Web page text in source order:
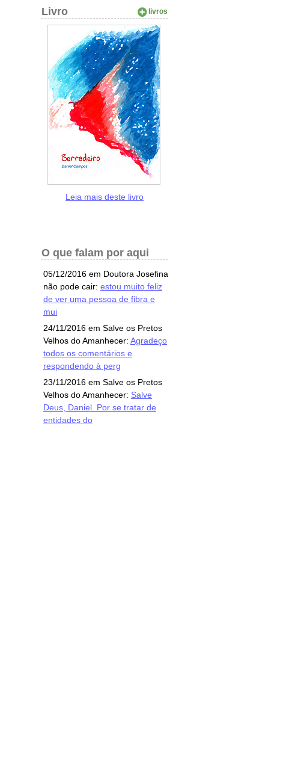
Livro livros
Leia mais deste livro
O que falam por aqui
05/12/2016 em Doutora Josefina
não pode cair: estou muito feliz
de ver uma pessoa de fibra e
mui
24/11/2016 em Salve os Pretos
Velhos do Amanhecer: Agradeço
todos os comentários e
respondendo à perg
23/11/2016 em Salve os Pretos
Velhos do Amanhecer: Salve
Deus, Daniel. Por se tratar de
entidades do